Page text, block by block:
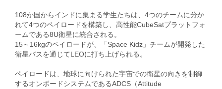
108か国からインドに集まる学生たちは、4つのチームに分か
れて4つのペイロードを構築し、高性能CubeSatプラットフォ
ームである8U衛星に統合される。
15～16kgのペイロードが、「Space Kidz」チームが開発した
衛星バスを通じてLEOに打ち上げられる。
ペイロードは、地球に向けられた宇宙での衛星の向きを制御
するオンボードシステムであるADCS（Attitude